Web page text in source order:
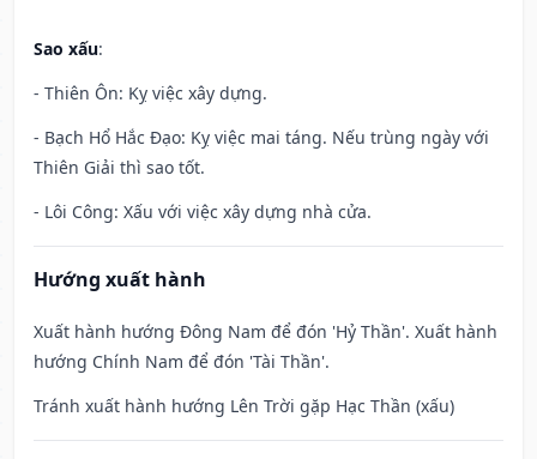
Sao xấu:
- Thiên Ôn: Kỵ việc xây dựng.
- Bạch Hổ Hắc Đạo: Kỵ việc mai táng. Nếu trùng ngày với
Thiên Giải thì sao tốt.
- Lôi Công: Xấu với việc xây dựng nhà cửa.
Hướng xuất hành
Xuất hành hướng Đông Nam để đón 'Hỷ Thần'. Xuất hành
hướng Chính Nam để đón 'Tài Thần'.
Tránh xuất hành hướng Lên Trời gặp Hạc Thần (xấu)